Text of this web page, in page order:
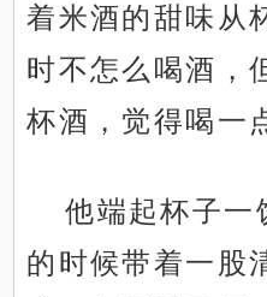
着米酒的甜味从
时不怎么喝酒，
杯酒，觉得喝一
他端起杯子一
的时候带着一股